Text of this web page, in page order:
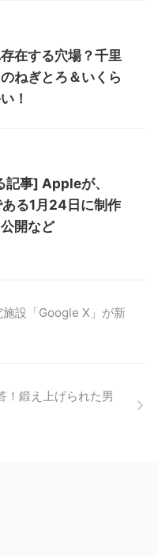
在する穴場？千里
ねぎとろ＆いくら
！
記事] Appleが、
る1月24日に制作
開など
設「Google X」が新
！鍛え上げられた男